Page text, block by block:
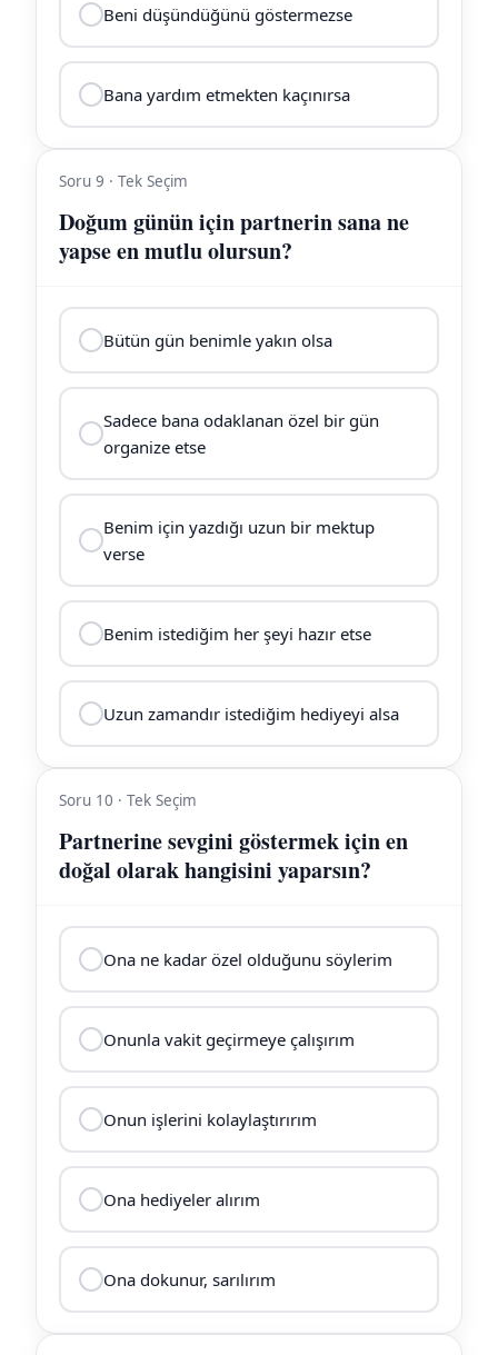
Beni düşündüğünü göstermezse
Bana yardım etmekten kaçınırsa
Soru 9 · Tek Seçim
Doğum günün için partnerin sana ne
yapse en mutlu olursun?
Bütün gün benimle yakın olsa
Sadece bana odaklanan özel bir gün
organize etse
Benim için yazdığı uzun bir mektup
verse
Benim istediğim her şeyi hazır etse
Uzun zamandır istediğim hediyeyi alsa
Soru 10 · Tek Seçim
Partnerine sevgini göstermek için en
doğal olarak hangisini yaparsın?
Ona ne kadar özel olduğunu söylerim
Onunla vakit geçirmeye çalışırım
Onun işlerini kolaylaştırırım
Ona hediyeler alırım
Ona dokunur, sarılırım